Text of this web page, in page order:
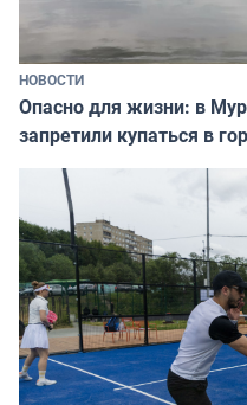
НОВОСТИ
Опасно для жизни: в
запретили купаться в